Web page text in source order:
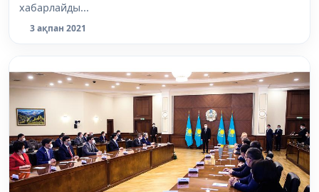
хабарлайды...
3 ақпан 2021